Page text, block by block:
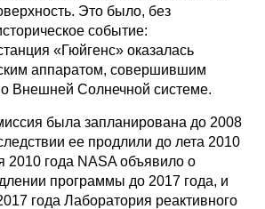
Это было, без
событие:
«Гюйгенс» оказалась
аппаратом, совершившим
Внешней Солнечной системе.
была запланирована до 2008
ее продлили до лета 2010
2010 года NASA объявило о
программы до 2017 года, и
года Лаборатория реактивного